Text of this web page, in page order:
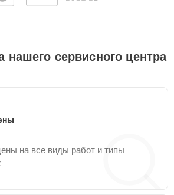
нашего сервисного центра
на все виды работ и типы